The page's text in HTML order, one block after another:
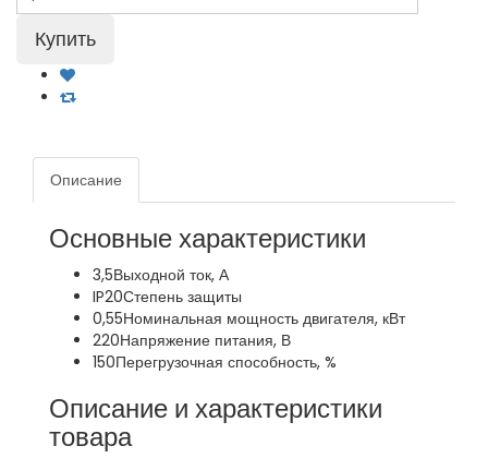
Описание
Основные характеристики
3,5Выходной ток, А
IP20Степень защиты
0,55Номинальная мощность двигателя, кВт
220Напряжение питания, В
150Перегрузочная способность, %
Описание и характеристики
товара